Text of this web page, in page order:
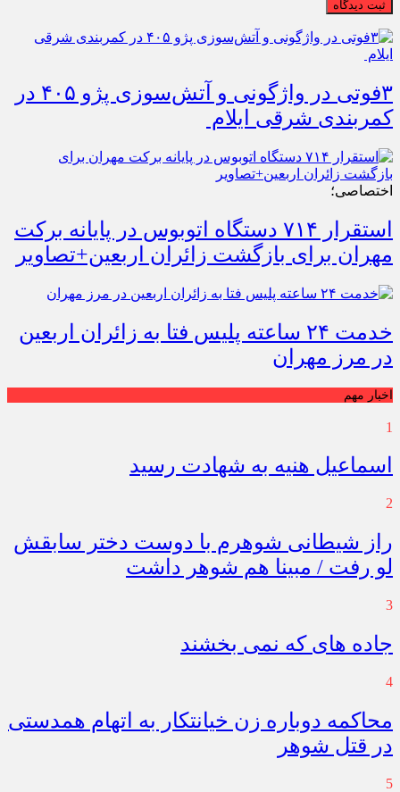
ثبت دیدگاه
۳فوتی در واژگونی و آتش‌سوزی پژو ۴۰۵ در
کمربندی شرقی ایلام
اختصاصی؛
استقرار ۷۱۴ دستگاه اتوبوس در پایانه برکت
مهران برای بازگشت زائران اربعین+تصاویر
خدمت ۲۴ ساعته پلیس فتا به زائران اربعین
در مرز مهران
اخبار مهم
1
اسماعیل هنیه به شهادت رسید
2
راز شیطانی شوهرم با دوست دختر سابقش
لو رفت / مبینا هم شوهر داشت
3
جاده های که نمی بخشند
4
محاکمه دوباره زن خیانتکار به اتهام همدستی
در قتل شوهر
5